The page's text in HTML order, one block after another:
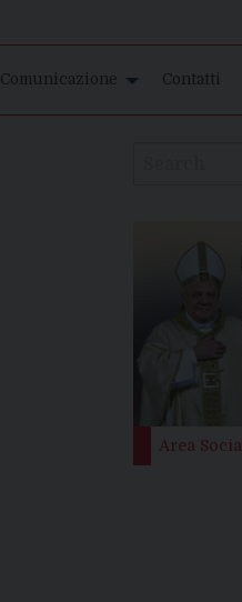
Comunicazione Contatti
Area Social